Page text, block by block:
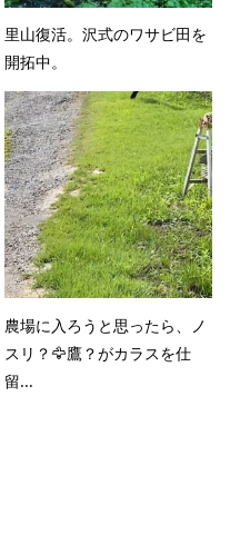
里山復活。沢式のワサビ田を
開拓中。
農場に入ろうと思ったら、ノ
スリ？🦅鷹？がカラスを仕
留...